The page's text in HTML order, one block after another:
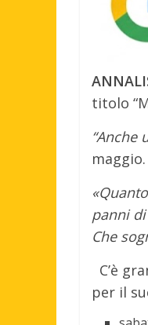
titolo
“Anche
maggio.
panni
Che
C’è
per il